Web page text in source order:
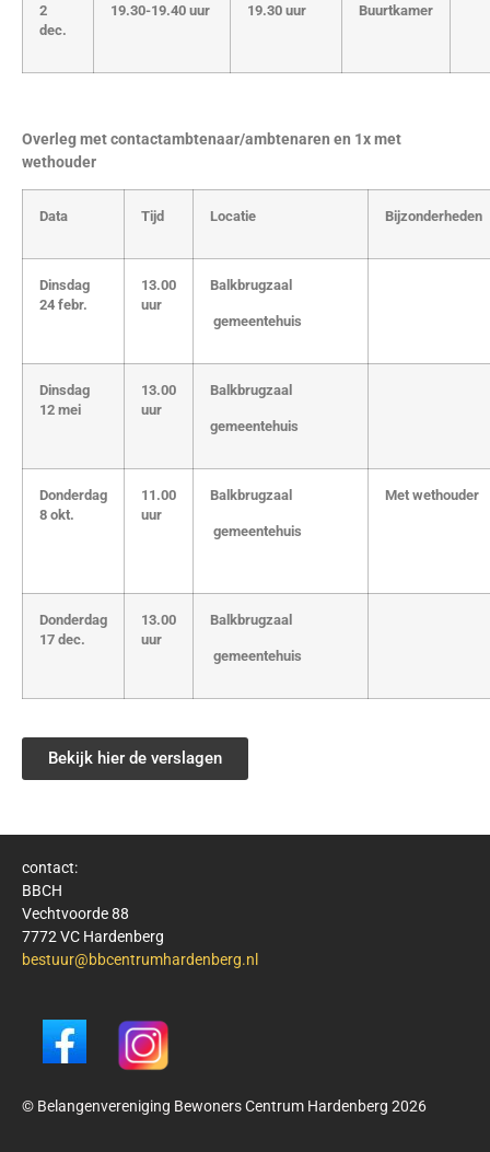
2
dec.
19.30-19.40 uur 19.30 uur Buurtkamer
Overleg met contactambtenaar/ambtenaren en 1x met
wethouder
Data Tijd Locatie Bijzonderheden
Dinsdag
24 febr.
13.00
uur
Balkbrugzaal
gemeentehuis
Dinsdag
12 mei
13.00
uur
Balkbrugzaal
gemeentehuis
Donderdag
8 okt.
11.00
uur
Balkbrugzaal
gemeentehuis
Met wethouder
Donderdag
17 dec.
13.00
uur
Balkbrugzaal
gemeentehuis
Bekijk hier de verslagen
contact:
BBCH
Vechtvoorde 88
7772 VC Hardenberg
bestuur@bbcentrumhardenberg.nl
© Belangenvereniging Bewoners Centrum Hardenberg 2026